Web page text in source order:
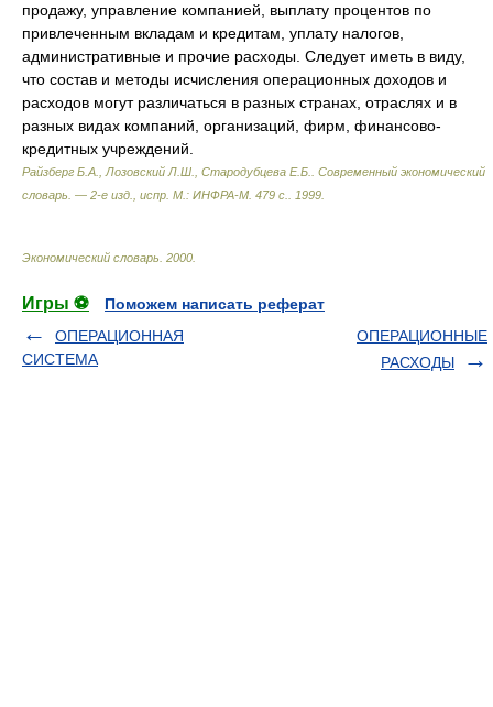
продажу, управление компанией, выплату процентов по
привлеченным вкладам и кредитам, уплату налогов,
административные и прочие расходы. Следует иметь в виду,
что состав и методы исчисления операционных доходов и
расходов могут различаться в разных странах, отраслях и в
разных видах компаний, организаций, фирм, финансово-
кредитных учреждений.
Райзберг Б.А., Лозовский Л.Ш., Стародубцева Е.Б.
Современный экономический
словарь. — 2-е изд., испр. М.: ИНФРА-М. 479 с.
1999
Экономический словарь 2000
Игры ⚽
Поможем написать реферат
ОПЕРАЦИОННАЯ
СИСТЕМА
ОПЕРАЦИОННЫЕ
РАСХОДЫ